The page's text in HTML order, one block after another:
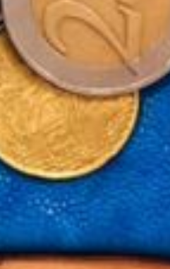
rémunérés
indiciaires afin
aux agents